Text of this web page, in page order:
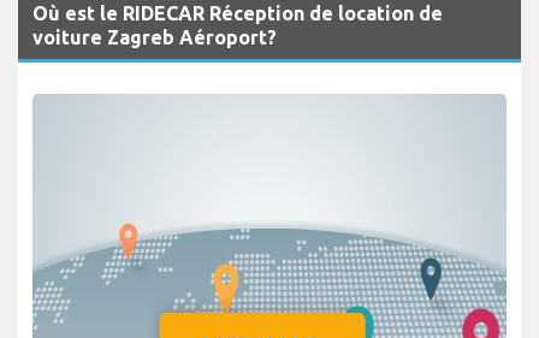
Où est le RIDECAR Réception de location de
voiture Zagreb Aéroport?